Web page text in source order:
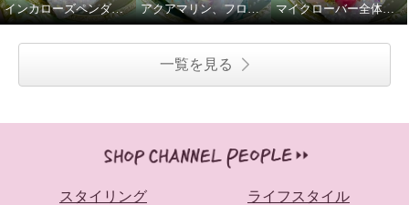
インカローズペンダント アクアマリン、フローライトブレスレット マイクローバー全体運ブレス
一覧を見る
スタイリング ライフスタイル